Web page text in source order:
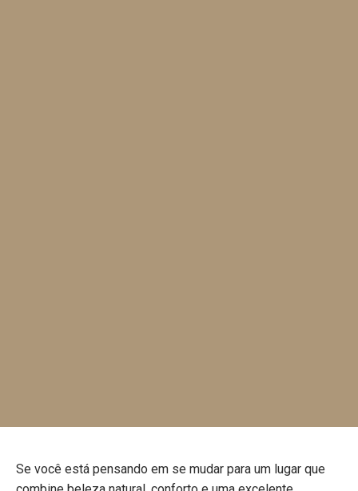
Se você está pensando em se mudar para um lugar que